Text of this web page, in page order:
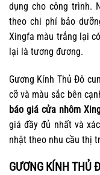
dụng cho công trình.
theo chi phí bảo
Xingfa màu trắng lại
lại là tương đương.
Gương Kính Thủ Đô
cỡ và màu sắc bên
báo giá cửa nhôm
giá đầy đủ nhất và
nhật theo nhu cầu thị
GƯƠNG KÍNH THỦ